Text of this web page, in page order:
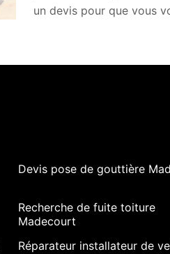
un devis pour que vous
Devis pose de gouttière
Recherche de fuite toiture
Madecourt
Réparateur installateur de